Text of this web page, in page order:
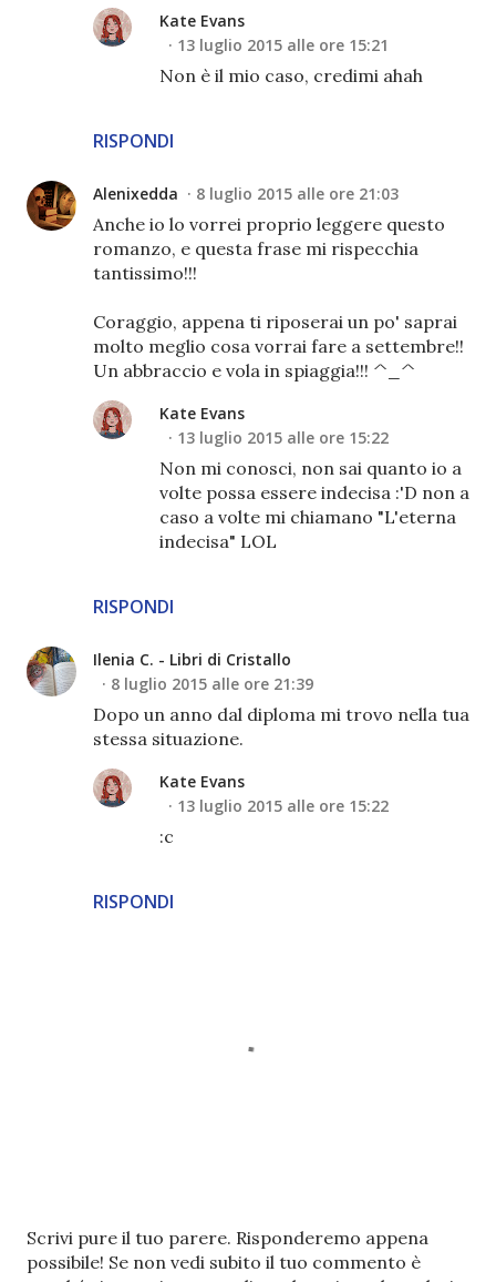
RISPONDI
Kate Evans
13 luglio 2015 alle ore 15:21
Non è il mio caso, credimi ahah
Alenixedda 8 luglio 2015 alle ore 21:03
Anche io lo vorrei proprio leggere questo
romanzo, e questa frase mi rispecchia
tantissimo!!!
Coraggio, appena ti riposerai un po' saprai
molto meglio cosa vorrai fare a settembre!!
Un abbraccio e vola in spiaggia!!! ^_^
RISPONDI
Kate Evans
13 luglio 2015 alle ore 15:22
Non mi conosci, non sai quanto io a
volte possa essere indecisa :'D non a
caso a volte mi chiamano "L'eterna
indecisa" LOL
Ilenia C. - Libri di Cristallo
8 luglio 2015 alle ore 21:39
Dopo un anno dal diploma mi trovo nella tua
stessa situazione.
RISPONDI
Kate Evans
13 luglio 2015 alle ore 15:22
:c
P
o
Scrivi pure il tuo parere. Risponderemo appena
possibile! Se non vedi subito il tuo commento è